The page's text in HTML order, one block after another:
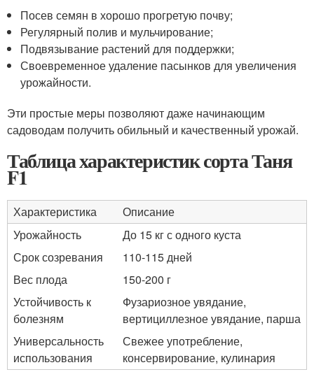
Посев семян в хорошо прогретую почву;
Регулярный полив и мульчирование;
Подвязывание растений для поддержки;
Своевременное удаление пасынков для увеличения
урожайности.
Эти простые меры позволяют даже начинающим
садоводам получить обильный и качественный урожай.
Таблица характеристик сорта Таня
F1
Характеристика
Описание
Урожайность
До 15 кг с одного куста
Срок созревания
110-115 дней
Вес плода
150-200 г
Устойчивость к
болезням
Фузариозное увядание,
вертициллезное увядание, парша
Универсальность
использования
Свежее употребление,
консервирование, кулинария